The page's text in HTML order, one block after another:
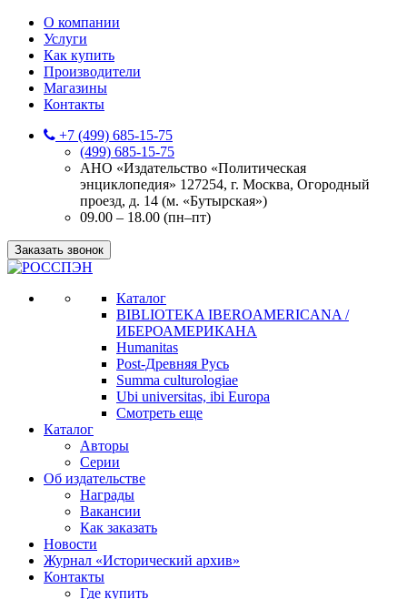
О компании
Услуги
Как купить
Производители
Магазины
Контакты
+7 (499) 685-15-75
(499) 685-15-75
АНО «Издательство «Политическая
энциклопедия» 127254, г. Москва, Огородный
проезд, д. 14 (м. «Бутырская»)
09.00 – 18.00 (пн–пт)
Заказать звонок
Каталог
BIBLIOTEKA IBEROAMERICANA /
ИБЕРОАМЕРИКАНА
Humanitas
Post-Древняя Русь
Summa culturologiae
Ubi universitas, ibi Europa
Смотреть еще
Каталог
Авторы
Серии
Об издательстве
Награды
Вакансии
Как заказать
Новости
Журнал «Исторический архив»‎
Контакты
Где купить